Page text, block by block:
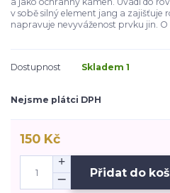
v sobě silný element jang a zajišťuje
napravuje nevyváženost prvku jin. O
Dostupnost Skladem 1
Nejsme plátci DPH
150 Kč
Přidat do